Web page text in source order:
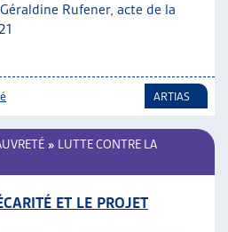
Rufener, acte de la
ARTIAS
» LUTTE CONTRE LA
ET LE PROJET